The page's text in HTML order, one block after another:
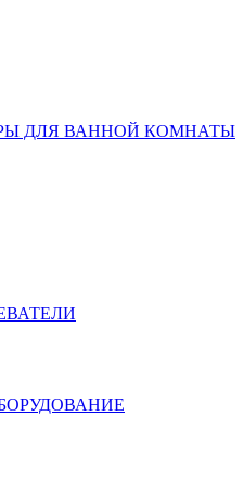
ДЛЯ ВАННОЙ КОМНАТЫ